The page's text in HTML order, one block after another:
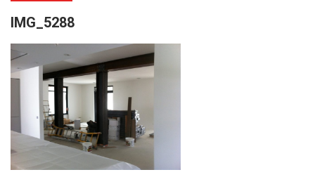
IMG_5288